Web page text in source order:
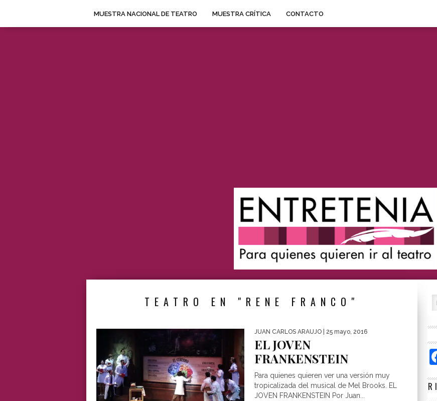
MUESTRA NACIONAL DE TEATRO MUESTRA CRÍTICA CONTACTO
TEATRO EN "RENE FRANCO"
JUAN CARLOS ARAUJO | 25 mayo, 2016
EL JOVEN
FRANKENSTEIN
Para quienes quieren ver una versión muy
tropicalizada del musical de Mel Brooks. EL
JOVEN FRANKENSTEIN Por Juan...